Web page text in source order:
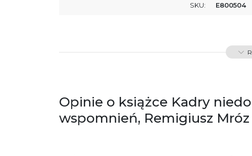
SKU: E800504
Opinie o książce Kadry
wspomnień, Remigiusz Mróz